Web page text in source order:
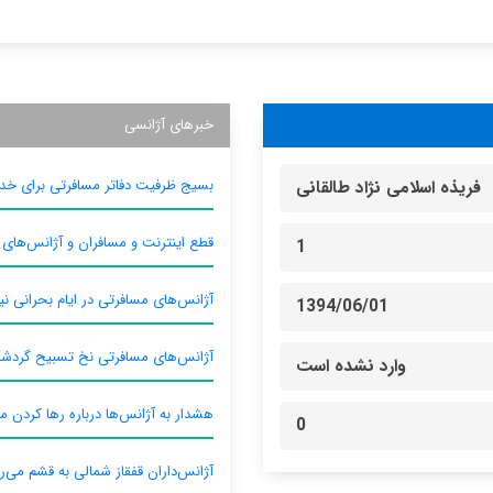
فریذه اسلامی نژاد طالقانی
1
1394/06/01
وارد نشده است
0
خبرهای آژانسی
بسیج ظرفیت دفاتر مسافرتی برای
قطع اینترنت و مسافران و
آژانس‌های مسافرتی در ایام بحرانی
آژانس‌های مسافرتی نخ تسبیح
هشدار به آژانس‌ها درباره رها کردن
آژانس‌داران قفقاز شمالی به قشم